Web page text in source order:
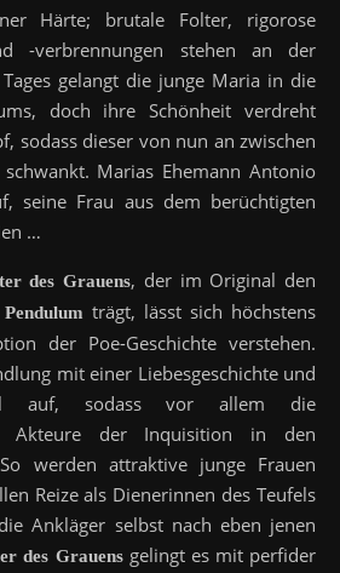
Härte; brutale Folter, rigorose
-verbrennungen stehen an der
Tages gelangt die junge Maria in die
doch ihre Schönheit verdreht
sodass dieser von nun an zwischen
Marias Ehemann Antonio
seine Frau aus dem berüchtigten
…
des Grauens, der im Original den
trägt, lässt sich höchstens
der Poe-Geschichte verstehen.
mit einer Liebesgeschichte und
auf, sodass vor allem die
Akteure der Inquisition in den
werden attraktive junge Frauen
Reize als Dienerinnen des Teufels
Ankläger selbst nach eben jenen
des Grauens gelingt es mit perfider